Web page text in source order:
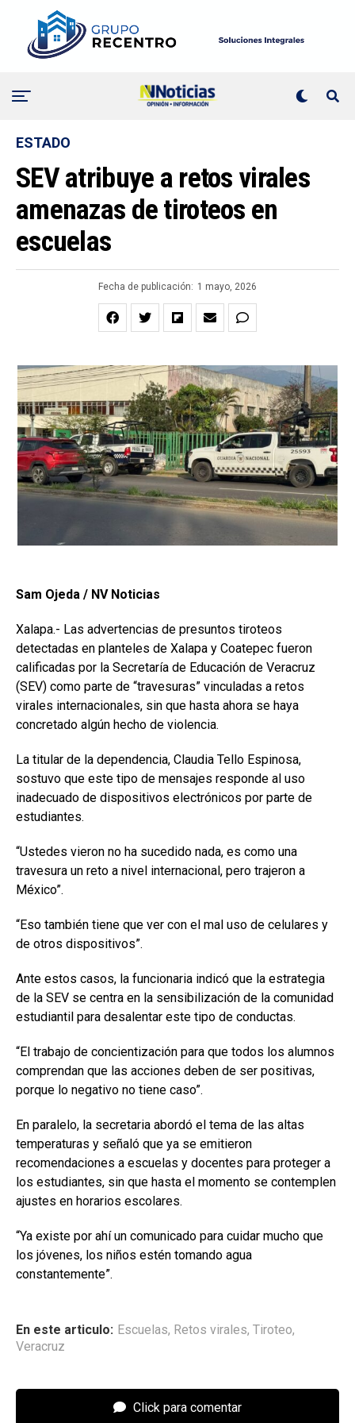
ESTADO
SEV atribuye a retos virales
amenazas de tiroteos en
escuelas
Fecha de publicación: 1 mayo, 2026
Sam Ojeda / NV Noticias
Xalapa.- Las advertencias de presuntos tiroteos
detectadas en planteles de Xalapa y Coatepec fueron
calificadas por la Secretaría de Educación de Veracruz
(SEV) como parte de “travesuras” vinculadas a retos
virales internacionales, sin que hasta ahora se haya
concretado algún hecho de violencia.
La titular de la dependencia, Claudia Tello Espinosa,
sostuvo que este tipo de mensajes responde al uso
inadecuado de dispositivos electrónicos por parte de
estudiantes.
“Ustedes vieron no ha sucedido nada, es como una
travesura un reto a nivel internacional, pero trajeron a
México”.
“Eso también tiene que ver con el mal uso de celulares y
de otros dispositivos”.
Ante estos casos, la funcionaria indicó que la estrategia
de la SEV se centra en la sensibilización de la comunidad
estudiantil para desalentar este tipo de conductas.
“El trabajo de concientización para que todos los alumnos
comprendan que las acciones deben de ser positivas,
porque lo negativo no tiene caso”.
En paralelo, la secretaria abordó el tema de las altas
temperaturas y señaló que ya se emitieron
recomendaciones a escuelas y docentes para proteger a
los estudiantes, sin que hasta el momento se contemplen
ajustes en horarios escolares.
“Ya existe por ahí un comunicado para cuidar mucho que
los jóvenes, los niños estén tomando agua
constantemente”.
En este articulo: Escuelas, Retos virales, Tiroteo,
Veracruz
Click para comentar